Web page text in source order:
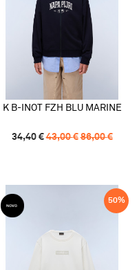
K B-INOT FZH BLU MARINE
34,40 € 43,00€ 86,00€
50%